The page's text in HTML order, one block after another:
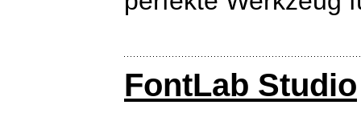
FontLab Studio